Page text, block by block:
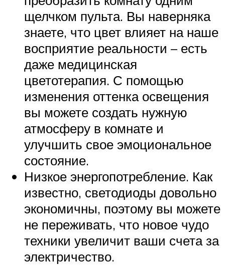
щелчком пульта. Вы наверняка
знаете, что цвет влияет на наше
восприятие реальности – есть
даже медицинская
цветотерапия. С помощью
изменения оттенка освещения
вы можете создать нужную
атмосферу в комнате и
улучшить свое эмоциональное
состояние.
Низкое энергопотребление. Как
известно, светодиоды довольно
экономичны, поэтому вы можете
не переживать, что новое чудо
техники увеличит ваши счета за
электричество.